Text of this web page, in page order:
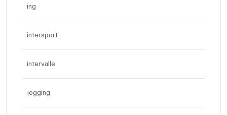
ing
intersport
intervalle
jogging